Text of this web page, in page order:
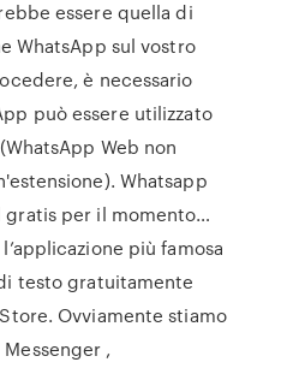
essere quella di
WhatsApp sul vostro
è necessario
può essere utilizzato
Web non
Whatsapp
gratis per il momento…
più famosa
testo gratuitamente
Ovviamente stiamo
,